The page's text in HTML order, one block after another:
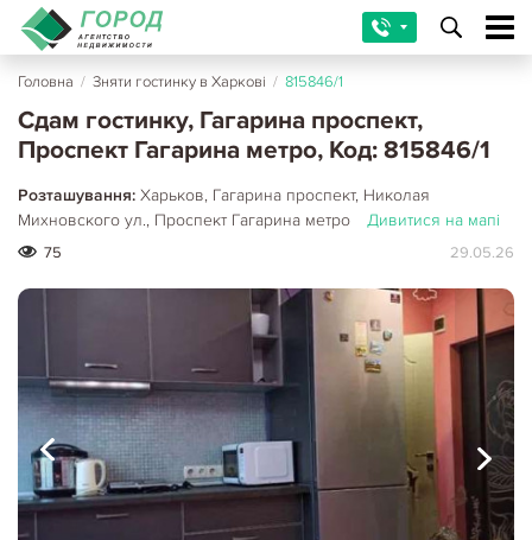
Головна / Зняти гостинку в Харкові / 815846/1
Сдам гостинку, Гагарина проспект,
Проспект Гагарина метро, Код: 815846/1
Розташування: Харьков, Гагарина проспект, Николая
Михновского ул., Проспект Гагарина метро
Дивитися на мапі
75 29.05.26